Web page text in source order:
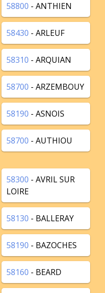
58800 - ANTHIEN
58430 - ARLEUF
58310 - ARQUIAN
58700 - ARZEMBOUY
58190 - ASNOIS
58700 - AUTHIOU
58300 - AVRIL SUR
LOIRE
58130 - BALLERAY
58190 - BAZOCHES
58160 - BEARD